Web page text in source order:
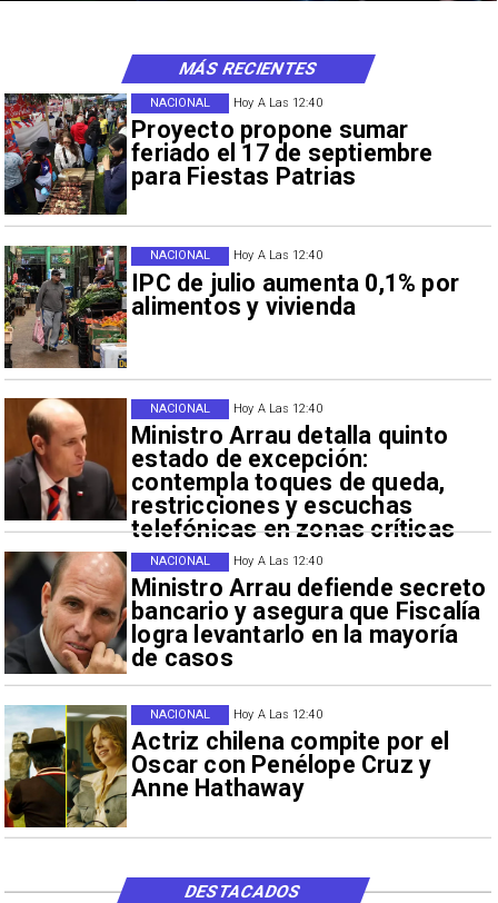
Hoy A Las 12:40
Proyecto propone sumar
feriado el 17 de septiembre
para Fiestas Patrias
NACIONAL
Hoy A Las 12:40
IPC de julio aumenta 0,1% por
alimentos y vivienda
NACIONAL
Hoy A Las 12:40
Ministro Arrau detalla quinto
estado de excepción:
contempla toques de queda,
restricciones y escuchas
telefónicas en zonas críticas
NACIONAL
Hoy A Las 12:40
Ministro Arrau defiende secreto
bancario y asegura que Fiscalía
logra levantarlo en la mayoría
de casos
NACIONAL
Hoy A Las 12:40
Actriz chilena compite por el
Oscar con Penélope Cruz y
Anne Hathaway
NACIONAL
MÁS RECIENTES
DESTACADOS